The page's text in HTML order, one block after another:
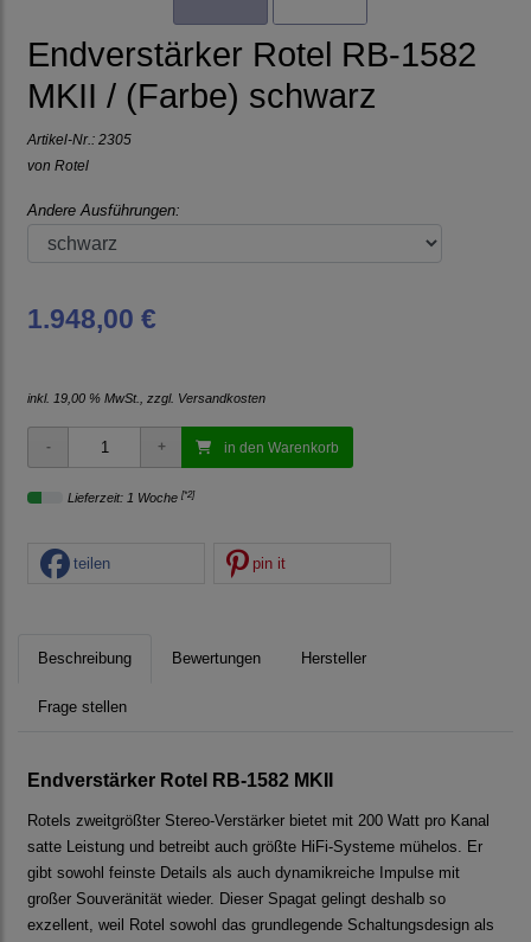
Endverstärker Rotel RB-1582
MKII / (Farbe) schwarz
Artikel-Nr.: 2305
von Rotel
Andere Ausführungen:
1.948,00 €
inkl. 19,00 % MwSt., zzgl. Versandkosten
in den Warenkorb
Lieferzeit: 1 Woche [*2]
teilen pin it
Beschreibung Bewertungen Hersteller
Frage stellen
Endverstärker Rotel RB-1582 MKII
Rotels zweitgrößter Stereo-Verstärker bietet mit 200 Watt pro Kanal
satte Leistung und betreibt auch größte HiFi-Systeme mühelos. Er
gibt sowohl feinste Details als auch dynamikreiche Impulse mit
großer Souveränität wieder. Dieser Spagat gelingt deshalb so
exzellent, weil Rotel sowohl das grundlegende Schaltungsdesign als